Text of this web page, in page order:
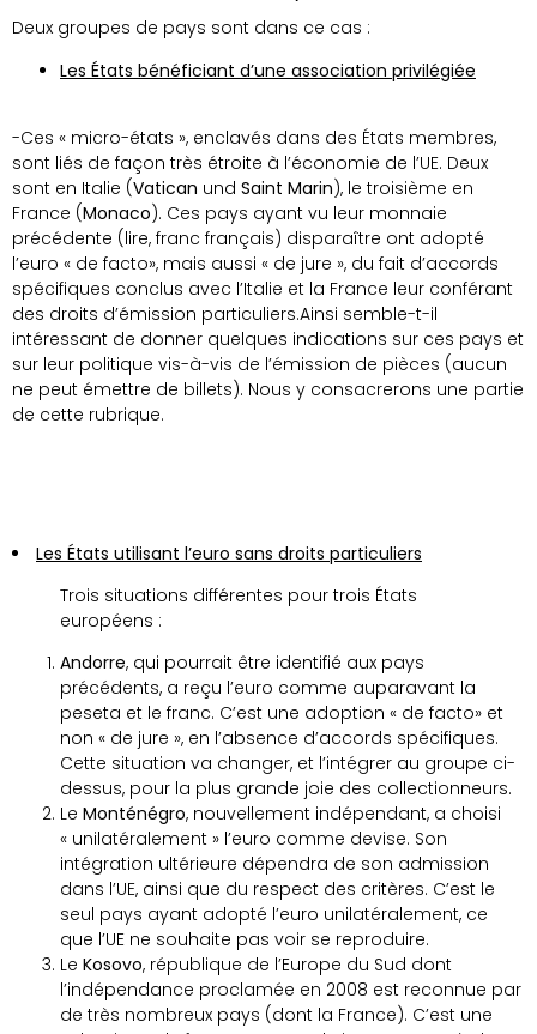
Deux groupes de pays sont dans ce cas :
Les États bénéficiant d’une association privilégiée
-Ces « micro-états », enclavés dans des États membres,
sont liés de façon très étroite à l’économie de l’UE. Deux
sont en Italie (Vatican und Saint Marin), le troisième en
France (Monaco). Ces pays ayant vu leur monnaie
précédente (lire, franc français) disparaître ont adopté
l’euro « de facto», mais aussi « de jure », du fait d’accords
spécifiques conclus avec l’Italie et la France leur conférant
des droits d’émission particuliers.Ainsi semble-t-il
intéressant de donner quelques indications sur ces pays et
sur leur politique vis-à-vis de l’émission de pièces (aucun
ne peut émettre de billets). Nous y consacrerons une partie
de cette rubrique.
Les États utilisant l’euro sans droits particuliers
Trois situations différentes pour trois États
européens :
Andorre, qui pourrait être identifié aux pays
précédents, a reçu l’euro comme auparavant la
peseta et le franc. C’est une adoption « de facto» et
non « de jure », en l’absence d’accords spécifiques.
Cette situation va changer, et l’intégrer au groupe ci-
dessus, pour la plus grande joie des collectionneurs.
Le Monténégro, nouvellement indépendant, a choisi
« unilatéralement » l’euro comme devise. Son
intégration ultérieure dépendra de son admission
dans l’UE, ainsi que du respect des critères. C’est le
seul pays ayant adopté l’euro unilatéralement, ce
que l’UE ne souhaite pas voir se reproduire.
Le Kosovo, république de l’Europe du Sud dont
l’indépendance proclamée en 2008 est reconnue par
de très nombreux pays (dont la France). C’est une